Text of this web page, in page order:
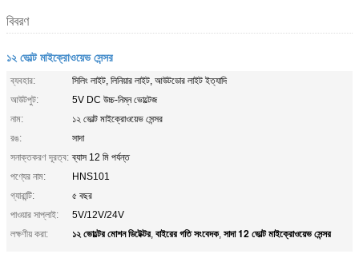
বিবরণ
১২ ভোল্ট মাইক্রোওয়েভ সেন্সর
ব্যবহার:
সিলিং লাইট, লিনিয়ার লাইট, আউটডোর লাইট ইত্যাদি
আউটপুট:
5V DC উচ্চ-নিম্ন ভোল্টেজ
নাম:
১২ ভোল্ট মাইক্রোওয়েভ সেন্সর
রঙ:
সাদা
সনাক্তকরণ দূরত্ব: ব্যাস 12 মি পর্যন্ত
পণ্যের নাম:
HNS101
গ্যারান্টি:
৫ বছর
পাওয়ার সাপ্লাই:
5V/12V/24V
লক্ষণীয় করা:
১২ ভোল্টের মোশন ডিটেক্টর, বাইরের গতি সংবেদক, সাদা 12 ভোল্ট মাইক্রোওয়েভ সেন্সর